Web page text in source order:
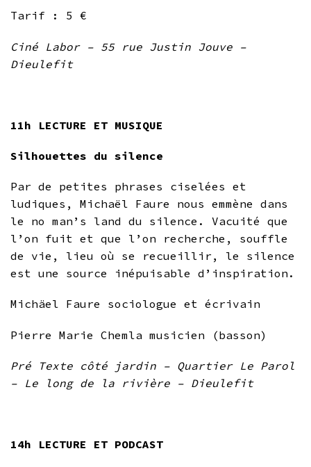
Tarif : 5 €
Ciné Labor – 55 rue Justin Jouve –
Dieulefit
11h LECTURE ET MUSIQUE
Silhouettes du silence
Par de petites phrases ciselées et
ludiques, Michaël Faure nous emmène dans
le no man’s land du silence. Vacuité que
l’on fuit et que l’on recherche, souffle
de vie, lieu où se recueillir, le silence
est une source inépuisable d’inspiration.
Michäel Faure sociologue et écrivain
Pierre Marie Chemla musicien (basson)
Pré Texte côté jardin – Quartier Le Parol
– Le long de la rivière – Dieulefit
14h LECTURE ET PODCAST